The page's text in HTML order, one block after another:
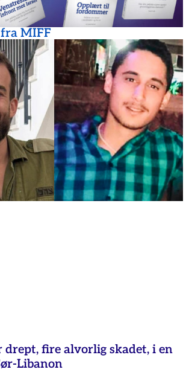
MIFF
drept, fire alvorlig skadet, i en
Libanon